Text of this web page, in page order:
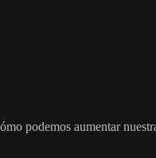
podemos aumentar